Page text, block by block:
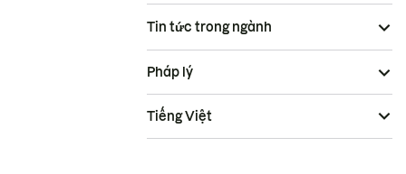
Tin tức trong ngành
Pháp lý
Tiếng Việt